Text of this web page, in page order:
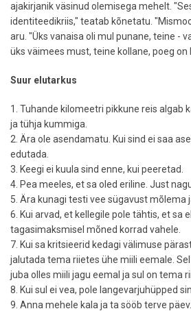
ajakirjanik väsinud olemisega mehelt.
identiteedikriis," teatab kõnetatu.
aru. "Üks vanaisa oli mul punane, teine -
üks väimees must, teine kollane, poeg on
Suur elutarkus
1. Tuhande kilomeetri pikkune reis algab
ja tühja kummiga.
2. Ära ole asendamatu. Kui sind ei saa
edutada.
3. Keegi ei kuula sind enne, kui peeretad.
4. Pea meeles, et sa oled eriline. Just
5. Ära kunagi testi vee sügavust mõlema
6. Kui arvad, et kellegile pole tähtis, et sa
tagasimaksmisel mõned korrad vahele.
7. Kui sa kritsieerid kedagi välimuse
jalutada tema riietes ühe miili eemale.
juba olles miili jagu eemal ja sul on tema
8. Kui sul ei vea, pole langevarjuhüpped
9. Anna mehele kala ja ta sööb terve